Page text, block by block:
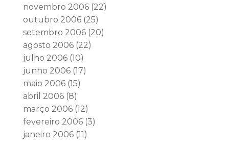
novembro 2006(22)
outubro 2006(25)
setembro 2006(20)
agosto 2006(22)
julho 2006(10)
junho 2006(17)
maio 2006(15)
abril 2006(8)
março 2006(12)
fevereiro 2006(3)
janeiro 2006(11)